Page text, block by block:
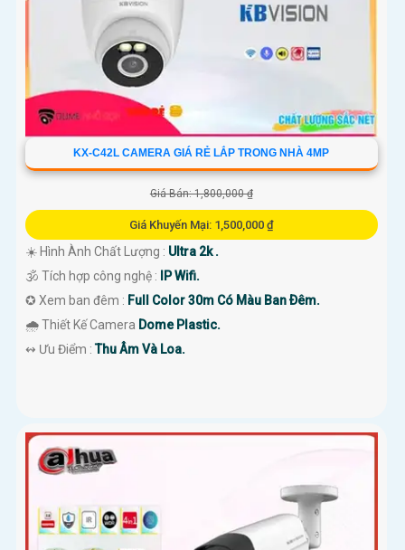
KX-C42L CAMERA GIÁ RẺ LẮP TRONG NHÀ 4MP
Giá Bán: 1,800,000 ₫
Giá Khuyến Mại: 1,500,000 ₫
☀️ Hình Ành Chất Lượng : Ultra 2k .
🕉️ Tích hợp công nghệ :
IP Wifi.
✪ Xem ban đêm : Full Color 30m Có Màu Ban Ðêm.
🌧️ Thiết Kế Camera Dome Plastic.
️↭ Ưu Điểm :Thu Âm Và Loa.